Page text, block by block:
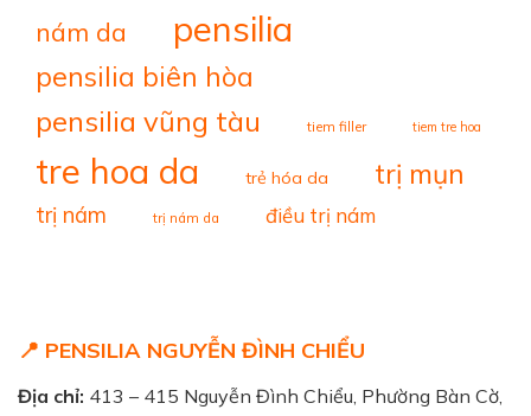
nám da pensilia
pensilia biên hòa
pensilia vũng tàu tiem filler tiem tre hoa
tre hoa da trẻ hóa da trị mụn
trị nám trị nám da điều trị nám
📍 PENSILIA NGUYỄN ĐÌNH CHIỂU
Địa chỉ: 413 – 415 Nguyễn Đình Chiểu, Phường Bàn Cờ,